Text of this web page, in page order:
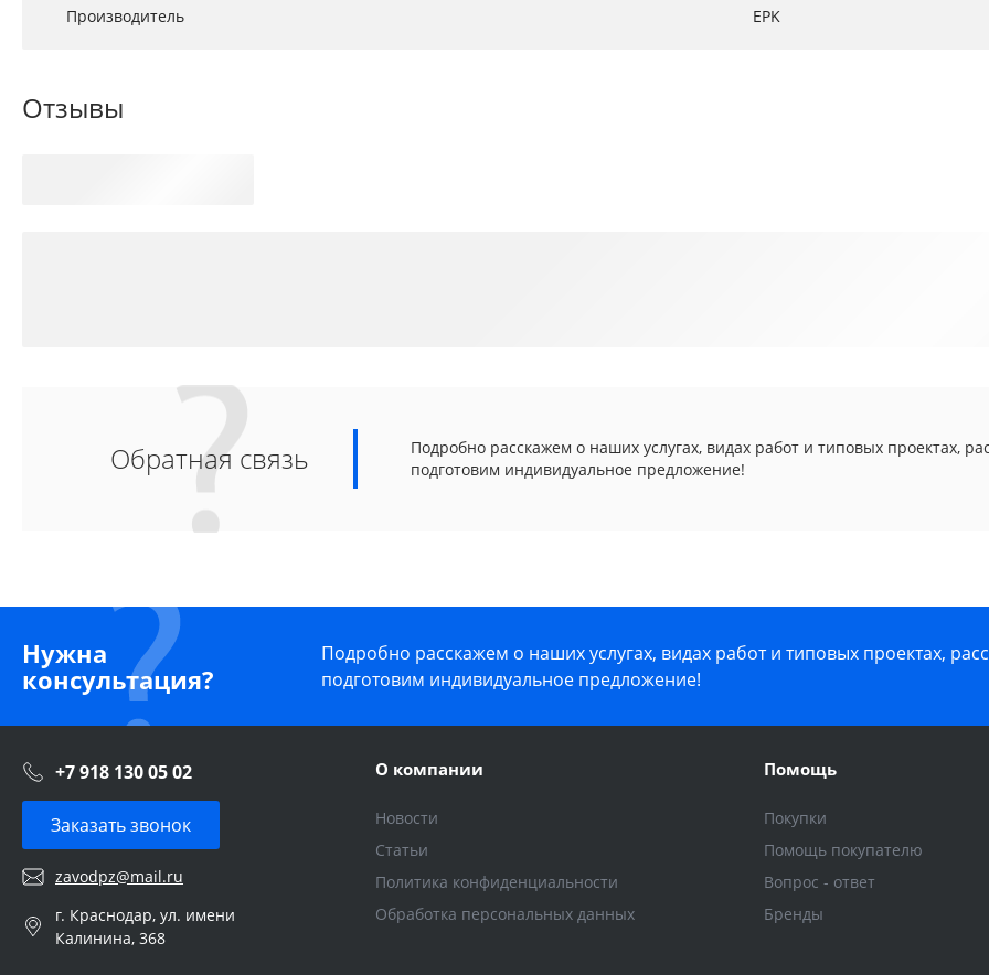
Производитель EPK
Отзывы
Обратная связь
Подробно расскажем о наших услугах, видах работ и типовых проектах,
подготовим индивидуальное предложение!
Нужна
консультация?
Подробно расскажем о наших услугах, видах работ и типовых проектах,
подготовим индивидуальное предложение!
+7 918 130 05 02
Заказать звонок
zavodpz@mail.ru
г. Краснодар, ул. имени
Калинина, 368
О компании
Новости
Статьи
Политика конфиденциальности
Обработка персональных данных
Помощь
Покупки
Помощь покупателю
Вопрос - ответ
Бренды